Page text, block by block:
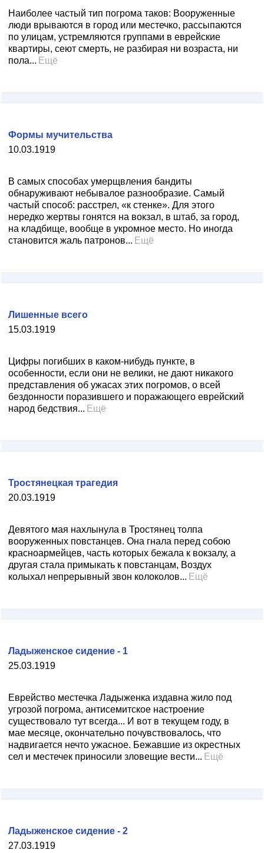
Наиболее частый тип погрома таков: Вооруженные
люди врываются в город или местечко, рассыпаются
по улицам, устремляются группами в еврейские
квартиры, сеют смерть, не разбирая ни возраста, ни
пола... Ещё
10.03.1919
Формы мучительства
В самых способах умерщвления бандиты
обнаруживают небывалое разнообразие. Самый
частый способ: расстрел, «к стенке». Для этого
нередко жертвы гонятся на вокзал, в штаб, за город,
на кладбище, вообще в укромное место. Но иногда
становится жаль патронов... Ещё
15.03.1919
Лишенные всего
Цифры погибших в каком-нибудь пункте, в
особенности, если они не велики, не дают никакого
представления об ужасах этих погромов, о всей
бездонности поразившего и поражающего еврейский
народ бедствия... Ещё
20.03.1919
Тростянецкая трагедия
Девятого мая нахлынула в Тростянец толпа
вооруженных повстанцев. Она гнала перед собою
красноармейцев, часть которых бежала к вокзалу, а
другая стала примыкать к повстанцам, Воздух
колыхал непрерывный звон колоколов... Ещё
25.03.1919
Ладыженское сидение - 1
Еврейство местечка Ладыженка издавна жило под
угрозой погрома, антисемитское настроение
существовало тут всегда... И вот в текущем году, в
мае месяце, окончательно почувствовалось, что
надвигается нечто ужасное. Бежавшие из окрестных
сел и местечек приносили зловещие вести... Ещё
27.03.1919
Ладыженское сидение - 2